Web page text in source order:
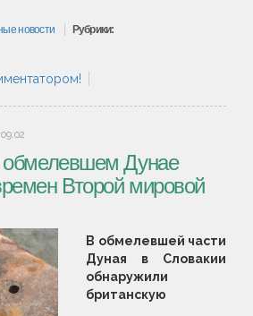
новости Рубрики:
обмелевшем Дунае
Второй мировой
В обмелевшей части
Дуная в Словакии
обнаружили
британскую